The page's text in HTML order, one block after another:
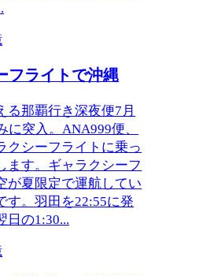
フライトで沖縄
る那覇行き深夜便7月
に突入。ANA999便、
クシーフライトに乗っ
ます。ギャラクシーフ
が夏限定で運航してい
す。羽田を22:55に発
日の1:30...